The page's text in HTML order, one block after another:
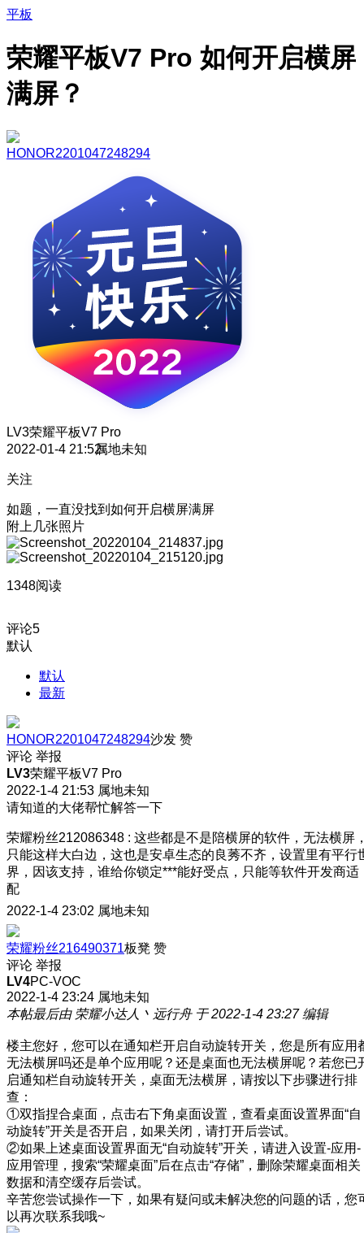
平板
荣耀平板V7 Pro 如何开启横屏
满屏？
HONOR2201047248294
LV3荣耀平板V7 Pro
2022-01-4 21:52属地未知
关注
如题，一直没找到如何开启横屏满屏
附上几张照片
1348阅读
评论5
默认
默认
最新
HONOR2201047248294沙发 赞
评论 举报
LV3荣耀平板V7 Pro
2022-1-4 21:53 属地未知
请知道的大佬帮忙解答一下
荣耀粉丝212086348 : 这些都是不是陪横屏的软件，无法横屏
只能这样大白边，这也是安卓生态的良莠不齐，设置里有平行
界，因该支持，谁给你锁定***能好受点，只能等软件开发商适
配
2022-1-4 23:02 属地未知
荣耀粉丝216490371板凳 赞
评论 举报
LV4PC-VOC
2022-1-4 23:24 属地未知
本帖最后由 荣耀小达人丶远行舟 于 2022-1-4 23:27 编辑
楼主您好，您可以在通知栏开启自动旋转开关，您是所有应用
无法横屏吗还是单个应用呢？还是桌面也无法横屏呢？若您已
启通知栏自动旋转开关，桌面无法横屏，请按以下步骤进行排
查：
①双指捏合桌面，点击右下角桌面设置，查看桌面设置界面“自
动旋转”开关是否开启，如果关闭，请打开后尝试。
②如果上述桌面设置界面无“自动旋转”开关，请进入设置-应用-
应用管理，搜索“荣耀桌面”后在点击“存储”，删除荣耀桌面相关
数据和清空缓存后尝试。
辛苦您尝试操作一下，如果有疑问或未解决您的问题的话，您
以再次联系我哦~